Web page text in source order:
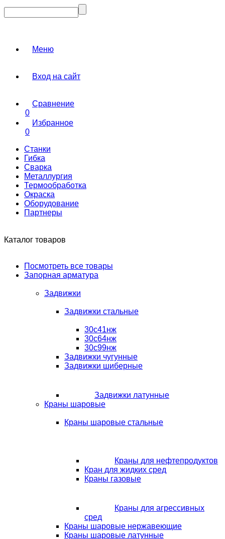
Меню
Вход на сайт
Сравнение
0
Избранное
0
Станки
Гибка
Сварка
Металлургия
Термообработка
Окраска
Оборудование
Партнеры
Каталог товаров
Посмотреть все товары
Запорная арматура
Задвижки
Задвижки стальные
30с41нж
30с64нж
30с99нж
Задвижки чугунные
Задвижки шиберные
Задвижки латунные
Краны шаровые
Краны шаровые стальные
Краны для нефтепродуктов
Кран для жидких сред
Краны газовые
Краны для агрессивных
сред
Краны шаровые нержавеющие
Краны шаровые латунные